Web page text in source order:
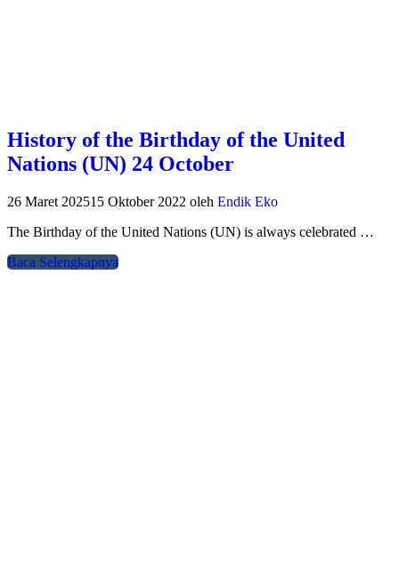
History of the Birthday of the United
Nations (UN) 24 October
26 Maret 202515 Oktober 2022 oleh Endik Eko
The Birthday of the United Nations (UN) is always celebrated …
Baca Selengkapnya